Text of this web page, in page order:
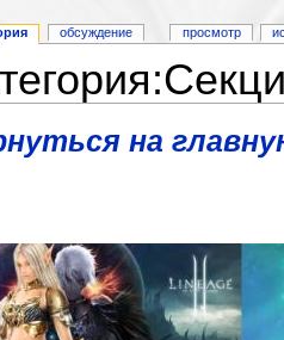
на
обсуждение просмотр